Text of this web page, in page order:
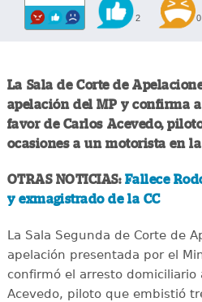
2 0
La Sala de Corte de
apelación del MP y confirma
favor de Carlos Acevedo,
ocasiones a un motorista en
OTRAS NOTICIAS: Fallece
y exmagistrado de la CC
La Sala Segunda de Corte de
apelación presentada por el
confirmó el arresto domiciliario
Acevedo, piloto que embistió